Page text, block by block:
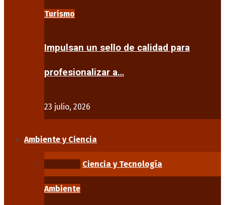
Turismo
Impulsan un sello de calidad para
profesionalizar a…
23 julio, 2026
Ambiente y Ciencia
Ciencia y Tecnología
Ambiente